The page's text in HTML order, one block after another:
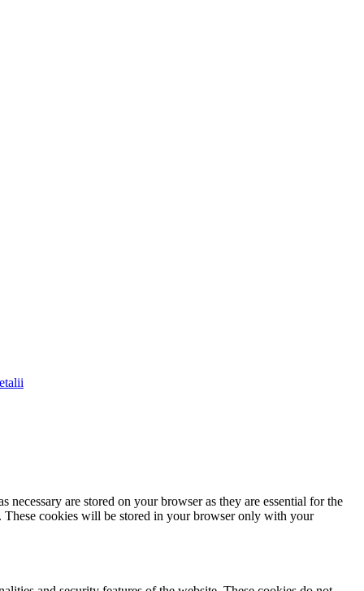
are stored on your browser as they are essential for the
These cookies will be stored in your browser only with your